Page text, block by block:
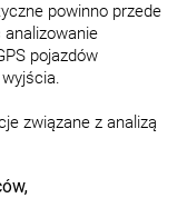
powinno przede
pojazdów
związane z analizą